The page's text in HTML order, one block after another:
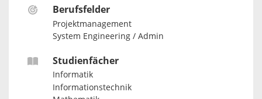
Berufsfelder
Projektmanagement
System Engineering / Admin
Studienfächer
Informatik
Informationstechnik